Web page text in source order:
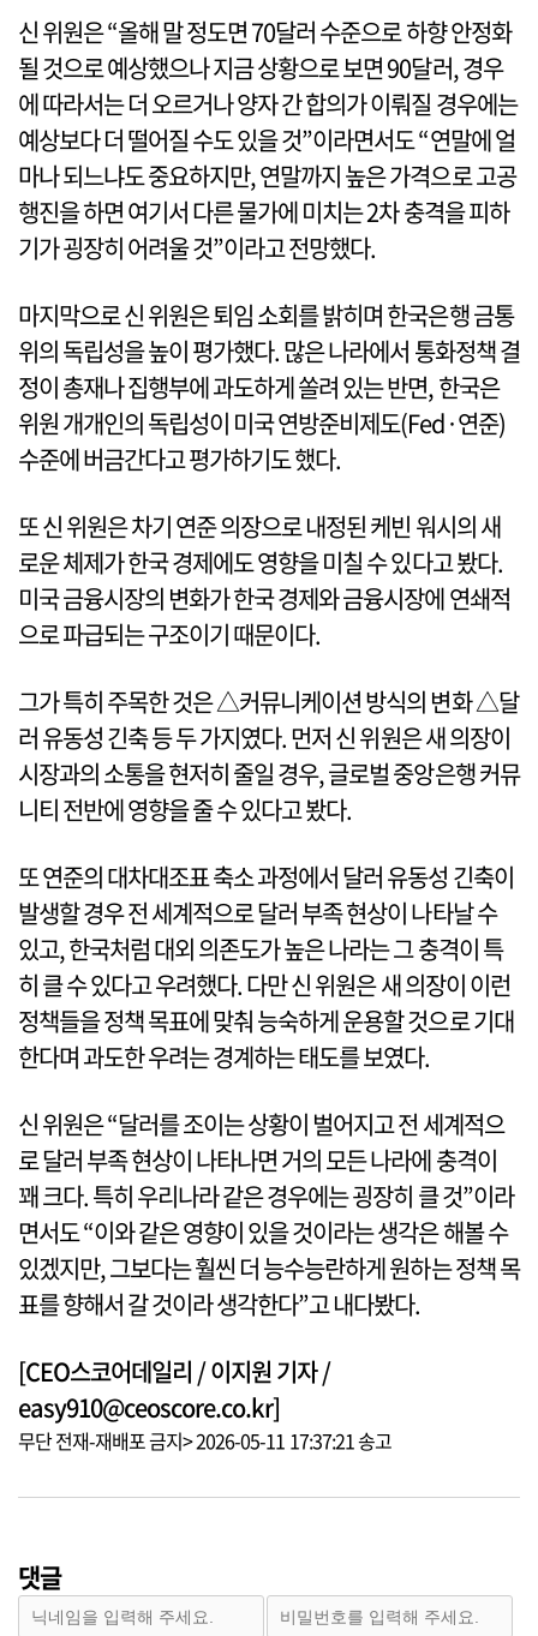
신 위원은 “올해 말 정도면 70달러 수준으로 하향 안정화
될 것으로 예상했으나 지금 상황으로 보면 90달러, 경우
에 따라서는 더 오르거나 양자 간 합의가 이뤄질 경우에는
예상보다 더 떨어질 수도 있을 것”이라면서도 “연말에 얼
마나 되느냐도 중요하지만, 연말까지 높은 가격으로 고공
행진을 하면 여기서 다른 물가에 미치는 2차 충격을 피하
기가 굉장히 어려울 것”이라고 전망했다.
마지막으로 신 위원은 퇴임 소회를 밝히며 한국은행 금통
위의 독립성을 높이 평가했다. 많은 나라에서 통화정책 결
정이 총재나 집행부에 과도하게 쏠려 있는 반면, 한국은
위원 개개인의 독립성이 미국 연방준비제도(Fed·연준)
수준에 버금간다고 평가하기도 했다.
또 신 위원은 차기 연준 의장으로 내정된 케빈 워시의 새
로운 체제가 한국 경제에도 영향을 미칠 수 있다고 봤다.
미국 금융시장의 변화가 한국 경제와 금융시장에 연쇄적
으로 파급되는 구조이기 때문이다.
그가 특히 주목한 것은 △커뮤니케이션 방식의 변화 △달
러 유동성 긴축 등 두 가지였다. 먼저 신 위원은 새 의장이
시장과의 소통을 현저히 줄일 경우, 글로벌 중앙은행 커뮤
니티 전반에 영향을 줄 수 있다고 봤다.
또 연준의 대차대조표 축소 과정에서 달러 유동성 긴축이
발생할 경우 전 세계적으로 달러 부족 현상이 나타날 수
있고, 한국처럼 대외 의존도가 높은 나라는 그 충격이 특
히 클 수 있다고 우려했다. 다만 신 위원은 새 의장이 이런
정책들을 정책 목표에 맞춰 능숙하게 운용할 것으로 기대
한다며 과도한 우려는 경계하는 태도를 보였다.
신 위원은 “달러를 조이는 상황이 벌어지고 전 세계적으
로 달러 부족 현상이 나타나면 거의 모든 나라에 충격이
꽤 크다. 특히 우리나라 같은 경우에는 굉장히 클 것”이라
면서도 “이와 같은 영향이 있을 것이라는 생각은 해볼 수
있겠지만, 그보다는 훨씬 더 능수능란하게 원하는 정책 목
표를 향해서 갈 것이라 생각한다”고 내다봤다.
[CEO스코어데일리 / 이지원 기자 /
easy910@ceoscore.co.kr]
무단 전재-재배포 금지> 2026-05-11 17:37:21 송고
댓글